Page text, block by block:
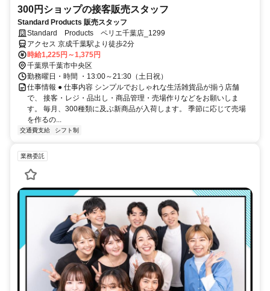
300円ショップの接客販売スタッフ
Standard Products 販売スタッフ
Standard Products ペリエ千葉店_1299
アクセス 京成千葉駅より徒歩2分
時給1,225円～1,375円
千葉県千葉市中央区
勤務曜日・時間 ・13:00～21:30（土日祝）
仕事情報 ● 仕事内容 シンプルでおしゃれな生活雑貨品が揃う店舗
で、 接客・レジ・品出し・商品管理・売場作りなどをお願いしま
す。 毎月、300種類に及ぶ新商品が入荷します。 季節に応じて売場
を作るの...
交通費支給 シフト制
業務委託